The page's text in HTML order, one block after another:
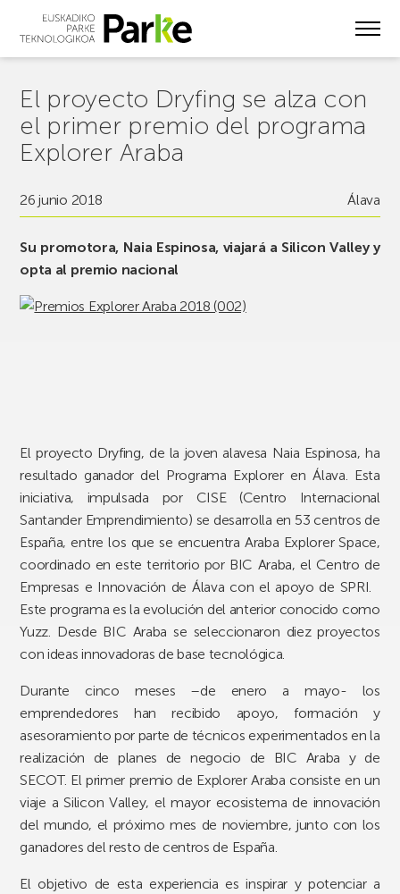
El proyecto Dryfing se alza con
el primer premio del programa
Explorer Araba
26 junio 2018 Álava
Su promotora, Naia Espinosa, viajará a Silicon Valley y
opta al premio nacional
El proyecto Dryfing, de la joven alavesa Naia Espinosa, ha
resultado ganador del Programa Explorer en Álava. Esta
iniciativa, impulsada por CISE (Centro Internacional
Santander Emprendimiento) se desarrolla en 53 centros de
España, entre los que se encuentra Araba Explorer Space,
coordinado en este territorio por BIC Araba, el Centro de
Empresas e Innovación de Álava con el apoyo de SPRI.
Este programa es la evolución del anterior conocido como
Yuzz. Desde BIC Araba se seleccionaron diez proyectos
con ideas innovadoras de base tecnológica.
Durante cinco meses –de enero a mayo- los
emprendedores han recibido apoyo, formación y
asesoramiento por parte de técnicos experimentados en la
realización de planes de negocio de BIC Araba y de
SECOT. El primer premio de Explorer Araba consiste en un
viaje a Silicon Valley, el mayor ecosistema de innovación
del mundo, el próximo mes de noviembre, junto con los
ganadores del resto de centros de España.
El objetivo de esta experiencia es inspirar y potenciar a